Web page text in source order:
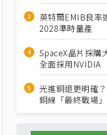
英特爾EMIB良
2028準時量產
SpaceX晶片採
全面採用NVIDIA
光進銅退更明確
銅線「最終戰場」